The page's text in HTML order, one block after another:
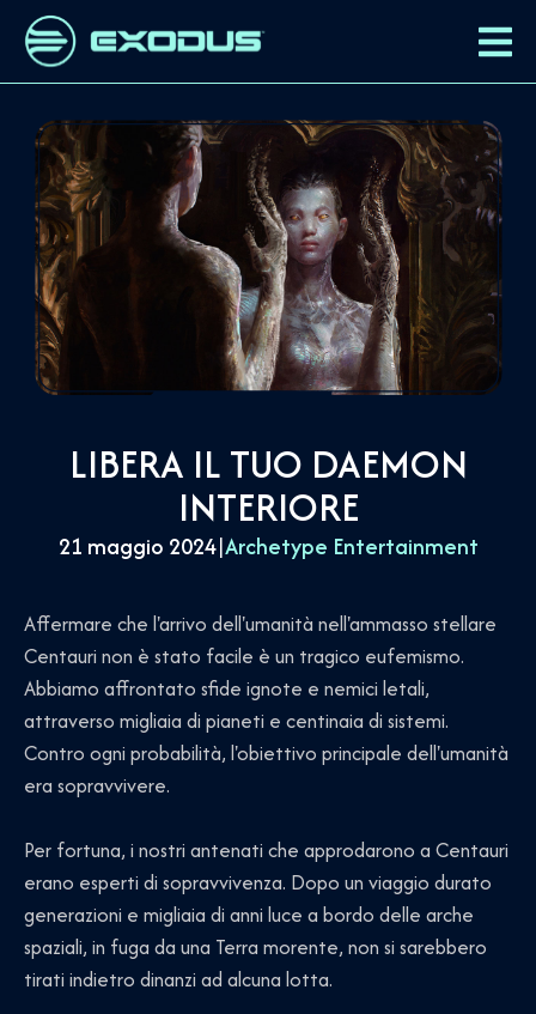
LIBERA IL TUO DAEMON
INTERIORE
21 maggio 2024|Archetype Entertainment
Affermare che l'arrivo dell'umanità nell'ammasso stellare
Centauri non è stato facile è un tragico eufemismo.
Abbiamo affrontato sfide ignote e nemici letali,
attraverso migliaia di pianeti e centinaia di sistemi.
Contro ogni probabilità, l'obiettivo principale dell'umanità
era sopravvivere.
Per fortuna, i nostri antenati che approdarono a Centauri
erano esperti di sopravvivenza. Dopo un viaggio durato
generazioni e migliaia di anni luce a bordo delle arche
spaziali, in fuga da una Terra morente, non si sarebbero
tirati indietro dinanzi ad alcuna lotta.